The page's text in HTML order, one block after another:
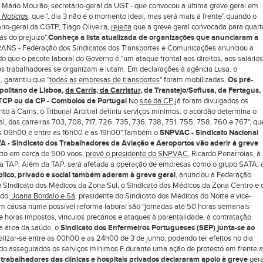
Mourão, secretário-geral da UGT - que convocou a última greve geral em
Notícias, que ", dia 3 não é o momento ideal, mas será mais à frente" quando o
geral da CGTP, Tiago Oliveira, rejeita que a greve geral convocada para
do prejuízo".Conheça a lista atualizada de organizações que anunciaram a
- Federação dos Sindicatos dos Transportes e Comunicações anunciou a
que o pacote laboral do Governo é "um ataque frontal aos direitos, aos
trabalhadores se organizam e lutam. Em declarações à agência Lusa, o
garantiu que "todas as empresas de transportes" foram mobilizadas. Os pré-
de Lisboa,da Carris, da Carristur, da Transtejo/Soflusa, da Fertagus,
ou da CP - Comboios de Portugal.Nosite da CP já foram divulgados os
à Carris, o Tribunal Arbitral definiu serviços mínimos: o acórdão determina o
das carreiras 703, 708, 717, 726, 735, 736, 738, 751, 755, 758, 760 e 767",
e entre as 16h00 e as 19h00".Também oSNPVAC - Sindicato Nacional
- Sindicato dos Trabalhadores da Aviação e Aeroportos vão aderir à greve
em cerca de 500 voos, prevê o presidente do SNPVAC, Ricardo Penarróias, à
Além da TAP, será afetada a operação de empresas como o grupo SATA,
privado e social também aderem à greve geral, anunciou a Federação
dos Médicos da Zona Sul, o Sindicato dos Médicos da Zona Centro e
Joana Bordalo e Sá, presidente do Sindicato dos Médicos do Norte e vice-
causa numa possível reforma laboral são "jornadas até 50 horas semanais
horas impostos, vínculos precários e ataques à parentalidade, à contratação
área da saúde, oSindicato dos Enfermeiros Portugueses (SEP) junta-se ao
se entre as 00h00 e as 24h00 de 3 de junho, podendo ter efeitos no dia
assegurados os serviços mínimos.E durante uma ação de protesto em frente
trabalhadores das clínicas e hospitais privados declararam apoio à greve